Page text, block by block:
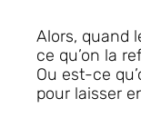
Alors, quand
ce qu’on la
Ou est-ce
pour laisser